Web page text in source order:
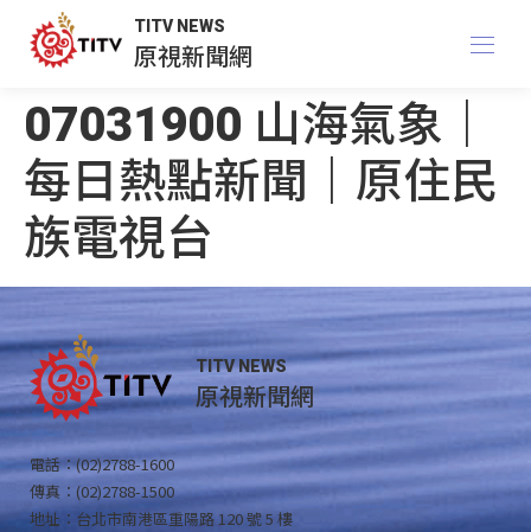
TITV NEWS
原視新聞網
07031900 山海氣象｜
每日熱點新聞｜原住民
族電視台
TITV NEWS
原視新聞網
電話：(02)2788-1600
傳真：(02)2788-1500
地址：台北市南港區重陽路 120 號 5 樓